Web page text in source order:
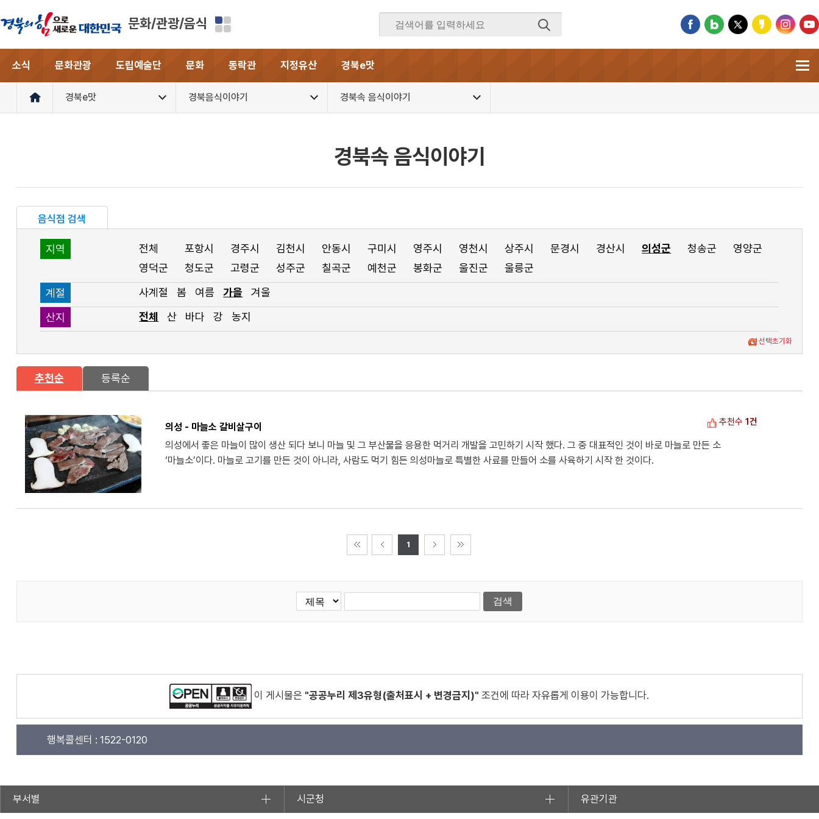
문화/관광/음식
소식 문화관광 도립예술단 문화 동락관 지정유산 경북e맛
경북e맛 경북음식이야기 경북속 음식이야기
경북속 음식이야기
음식점 검색
지역 전체 포항시 경주시 김천시 안동시 구미시 영주시 영천시 상주시 문경시 경산시 의성군 청송군
영양군
영덕군
청도군 고령군 성주군 칠곡군 예천군 봉화군 울진군
울릉군
계절
사계절 봄 여름 가을
겨울
산지
전체 산 바다 강 농지
선택초기화
추천순 등록순
의성 - 마늘소 갈비살구이
의성에서 좋은 마늘이 많이 생산 되다 보니 마늘 및 그 부산물을 응용한 먹거리 개발을 고민하기 시작 했다. 그 중 대표적인 것이 바로 마늘로 만든 소
‘마늘소’이다. 마늘로 고기를 만든 것이 아니라, 사람도 먹기 힘든 의성마늘로 특별한 사료를 만들어 소를 사육하기 시작 한 것이다.
추천수1건
1
이 게시물은 "공공누리 제3유형(출처표시 + 변경금지)" 조건에 따라 자유롭게 이용이 가능합니다.
행복콜센터 : 1522-0120
부서별 시군청 유관기관